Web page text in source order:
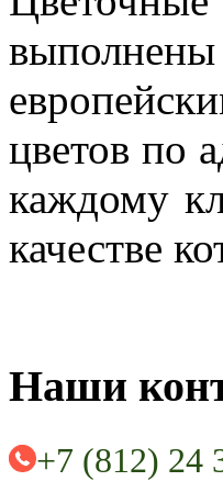
цветов по
каждому
качестве
Наши
+7 (812) 24